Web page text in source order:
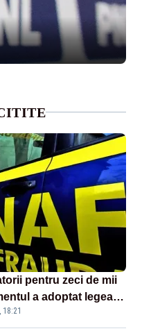
pentru zeci de mii
a adoptat legea
18:21